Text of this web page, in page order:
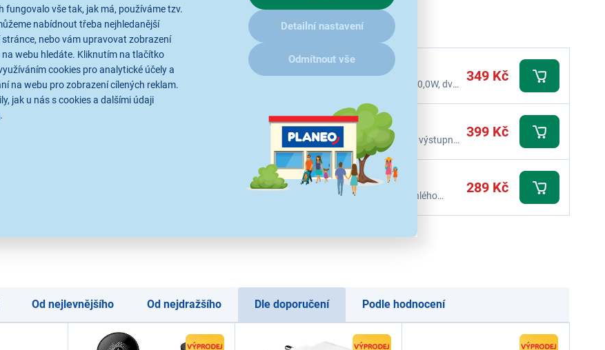
fungovalo vše tak, jak má, používáme tzv.
nabídnout třeba nejhledanější
nebo vám upravovat zobrazení
webu hledáte. Kliknutím na tlačítko
cookies pro analytické účely a
na webu pro zobrazení cílených reklam.
jak u nás s cookies a dalšími údaji
.
Detailní nastavení
Odmítnout vše
produkty
Yenkee YAC G38
Skladem více než 5 ks a na 113 prodejnách
Kompaktní rozměry, Univerzální použití, Inovativní technologie GaN, Výstupní výkon: max. max. 20,0W, dva
výstupní konektory USB A + USB C
349 Kč
Skladem více než 5 ks a na 112 prodejnách
Kompaktní rozměry, Univerzální použití, Inovativní technologie GaN, Výstupní výkon: max. 35,0W, výstupní
399 Kč
Skladem více než 5 ks a na 121 prodejnách
USB nabíječka s technologií Quick Charge 3.0 vhodná pro chytré mobilní telefony s podporou rychlého
289 Kč
Od nejlevnějšího Od nejdražšího Dle doporučení Podle hodnocení